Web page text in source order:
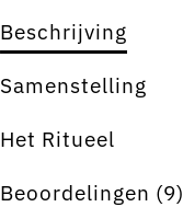
Beschrijving
Samenstelling
Het Ritueel
Beoordelingen (9)